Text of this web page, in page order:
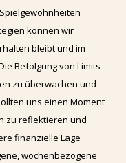
können wir
bleibt und im
Befolgung von Limits
zu überwachen und
uns einen Moment
zu reflektieren und
finanzielle Lage
wochenbezogene